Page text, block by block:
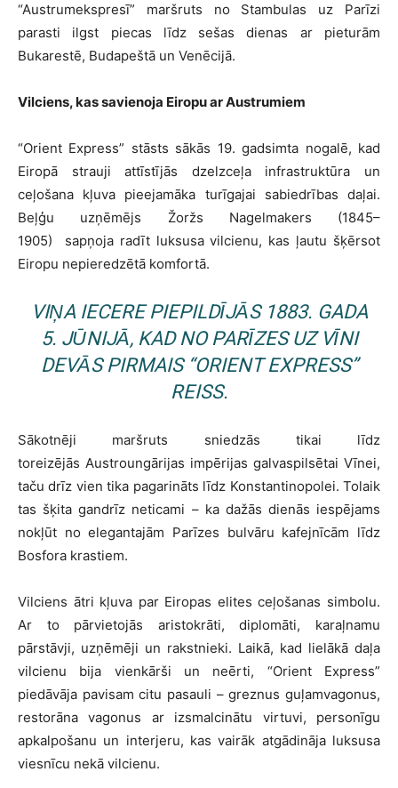
“Austrumekspresī” maršruts no Stambulas uz Parīzi
parasti ilgst piecas līdz sešas dienas ar pieturām
Bukarestē, Budapeštā un Venēcijā.
Vilciens, kas savienoja Eiropu ar Austrumiem
“Orient Express” stāsts sākās 19. gadsimta nogalē, kad
Eiropā strauji attīstījās dzelzceļa infrastruktūra un
ceļošana kļuva pieejamāka turīgajai sabiedrības daļai.
Beļģu uzņēmējs Žoržs Nagelmakers (1845–
1905) sapņoja radīt luksusa vilcienu, kas ļautu šķērsot
Eiropu nepieredzētā komfortā.
VIŅA IECERE PIEPILDĪJĀS 1883. GADA
5. JŪNIJĀ, KAD NO PARĪZES UZ VĪNI
DEVĀS PIRMAIS “ORIENT EXPRESS”
REISS.
Sākotnēji maršruts sniedzās tikai līdz
toreizējās Austroungārijas impērijas galvaspilsētai Vīnei,
taču drīz vien tika pagarināts līdz Konstantinopolei. Tolaik
tas šķita gandrīz neticami – ka dažās dienās iespējams
nokļūt no elegantajām Parīzes bulvāru kafejnīcām līdz
Bosfora krastiem.
Vilciens ātri kļuva par Eiropas elites ceļošanas simbolu.
Ar to pārvietojās aristokrāti, diplomāti, karaļnamu
pārstāvji, uzņēmēji un rakstnieki. Laikā, kad lielākā daļa
vilcienu bija vienkārši un neērti, “Orient Express”
piedāvāja pavisam citu pasauli – greznus guļamvagonus,
restorāna vagonus ar izsmalcinātu virtuvi, personīgu
apkalpošanu un interjeru, kas vairāk atgādināja luksusa
viesnīcu nekā vilcienu.